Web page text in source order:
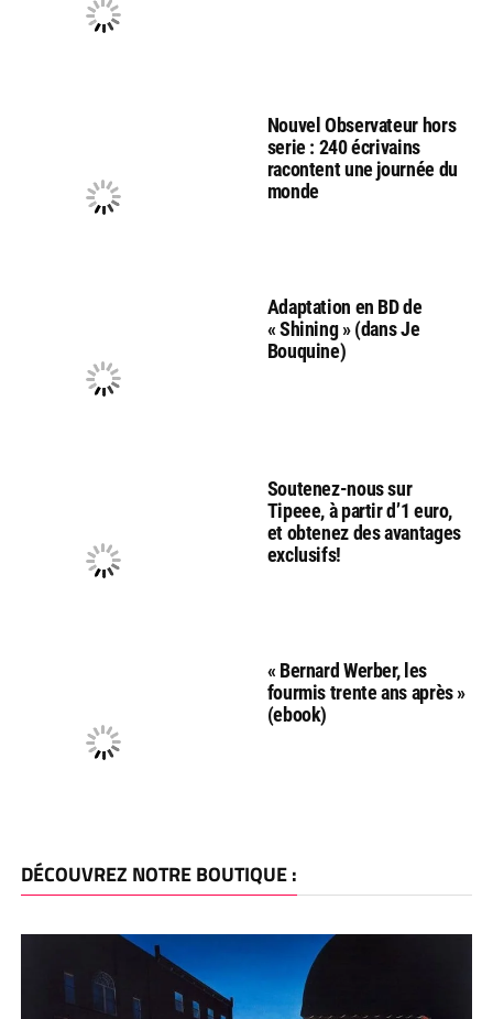
Nouvel Observateur hors
serie : 240 écrivains
racontent une journée du
monde
Adaptation en BD de
« Shining » (dans Je
Bouquine)
Soutenez-nous sur
Tipeee, à partir d’1 euro,
et obtenez des avantages
exclusifs!
« Bernard Werber, les
fourmis trente ans après »
(ebook)
DÉCOUVREZ NOTRE BOUTIQUE :